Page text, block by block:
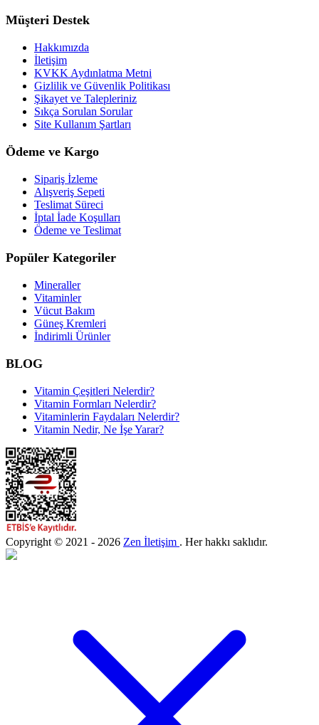
Müşteri Destek
Hakkımızda
İletişim
KVKK Aydınlatma Metni
Gizlilik ve Güvenlik Politikası
Şikayet ve Talepleriniz
Sıkça Sorulan Sorular
Site Kullanım Şartları
Ödeme ve Kargo
Sipariş İzleme
Alışveriş Sepeti
Teslimat Süreci
İptal İade Koşulları
Ödeme ve Teslimat
Popüler Kategoriler
Mineraller
Vitaminler
Vücut Bakım
Güneş Kremleri
İndirimli Ürünler
BLOG
Vitamin Çeşitleri Nelerdir?
Vitamin Formları Nelerdir?
Vitaminlerin Faydaları Nelerdir?
Vitamin Nedir, Ne İşe Yarar?
Copyright © 2021 - 2026 Zen İletişim . Her hakkı saklıdır.